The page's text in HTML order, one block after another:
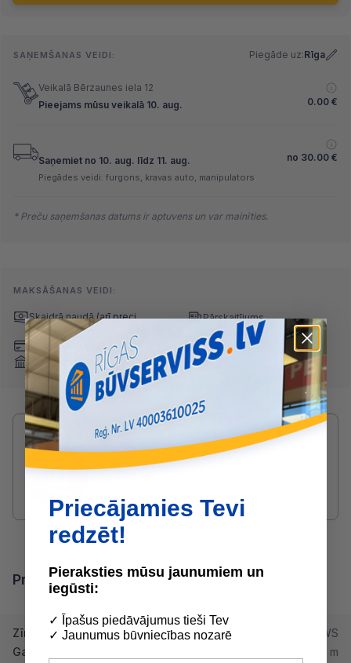
SAŅEMŠANAS VEIDI: Piegāde uz:Rīga
Veikalā Bērzaunes iela 12
Pieejams mūsu veikalā 10. aug.
0.00 €
Saņemiet no 10. aug. līdz 11. aug. no 30.00 €
Piegādes veidi: furgons, kravas auto, manipulators
* Preču saņemšanas datums ir aptuvens un var mainīties.
MAKSĀŠANAS VEIDI:
Skaidrā naudā(arī preci
saņemot)
Maksājumu kartes
Internetbankas
Pārskaitījums
Nomaksa
Radušies jautājumi par produktu?
SAZINIES AR DRUVIS:
2233 5731
Produkta īpašības
Zīmols
VWS
Garums
2 m
Priecājamies Tevi
redzēt!
Pieraksties mūsu jaunumiem un
iegūsti:
✓ Īpašus piedāvājumus tieši Tev
✓ Jaunumus būvniecības nozarē